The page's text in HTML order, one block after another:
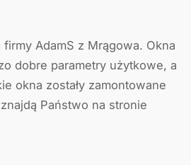
AdamS z Mrągowa. Okna
dobre parametry użytkowe, a
okna zostały zamontowane
Państwo na stronie